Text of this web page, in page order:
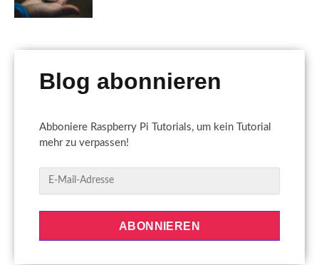
Blog abonnieren
Abboniere Raspberry Pi Tutorials, um kein Tutorial
mehr zu verpassen!
ABONNIEREN